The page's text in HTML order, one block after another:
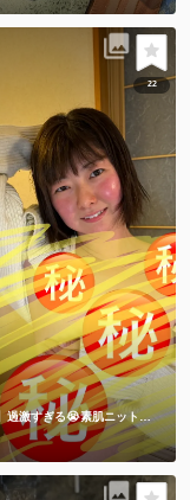
22
【お試し】過激すぎる😭素肌ニットからの手ぶらショット㊙️